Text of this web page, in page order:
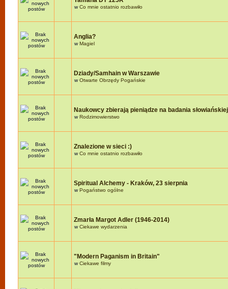
wCo mnie ostatnio rozbawiło
Anglia?
wMagiel
Dziady/Samhain w Warszawie
wOtwarte Obrzędy Pogańskie
Naukowcy zbierają pieniądze na badania
wRodzimowierstwo
Znalezione w sieci :)
wCo mnie ostatnio rozbawiło
Spiritual Alchemy - Kraków, 23 sierpnia
wPogaństwo ogólne
Zmarła Margot Adler (1946-2014)
wCiekawe wydarzenia
"Modern Paganism in Britain"
wCiekawe filmy